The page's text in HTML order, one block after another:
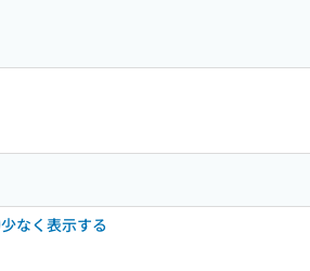
少なく表示する